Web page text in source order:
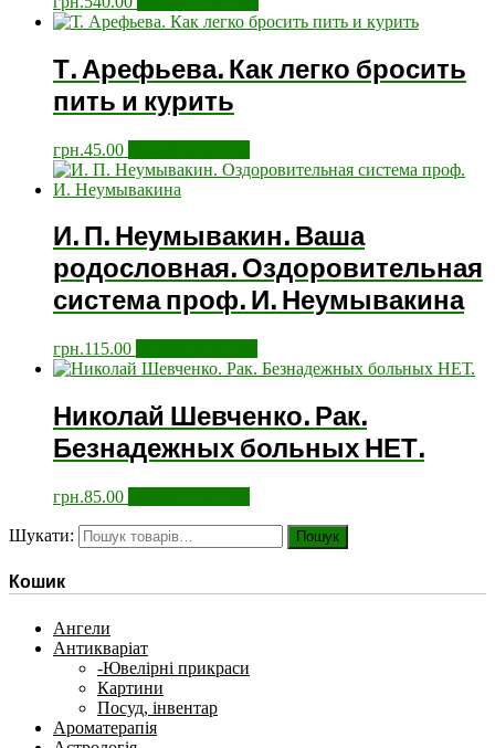
Т. Арефьева. Как легко бросить
пить и курить
грн.45.00
И. П. Неумывакин. Ваша
родословная. Оздоровительная
система проф. И. Неумывакина
грн.115.00
Николай Шевченко. Рак.
Безнадежных больных НЕТ.
грн.85.00
Шукати: Пошук
Кошик
Ангели
Антикваріат
-Ювелірні прикраси
Картини
Посуд, інвентар
Ароматерапія